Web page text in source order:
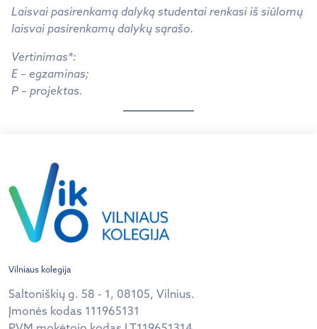
Laisvai pasirenkamą dalyką studentai renkasi iš siūlomų
laisvai pasirenkamų dalykų sąrašo.
Vertinimas*:
E – egzaminas;
P – projektas.
Vilniaus kolegija
Saltoniškių g. 58 - 1, 08105, Vilnius.
Įmonės kodas 111965131